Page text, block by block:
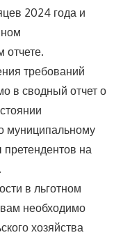
2024 года и
отчете.
требований
в сводный отчет о
муниципальному
на
в льготном
необходимо
хозяйства